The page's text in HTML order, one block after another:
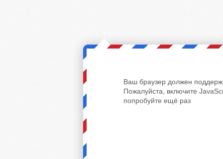
Ваш браузер должен
Пожалуйста, включите
попробуйте ещё раз